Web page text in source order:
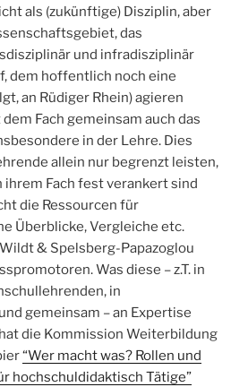
als (zukünftige) Disziplin, aber
das
und infradisziplinär
dem hoffentlich noch eine
an Rüdiger Rhein) agieren
Fach gemeinsam auch das
in der Lehre. Dies
allein nur begrenzt leisten,
Fach fest verankert sind
die Ressourcen für
Überblicke, Vergleiche etc.
& Spelsberg-Papazoglou
Was diese – z.T. in
in
gemeinsam – an Expertise
die Kommission Weiterbildung
“Wer macht was? Rollen und
hochschuldidaktisch Tätige”